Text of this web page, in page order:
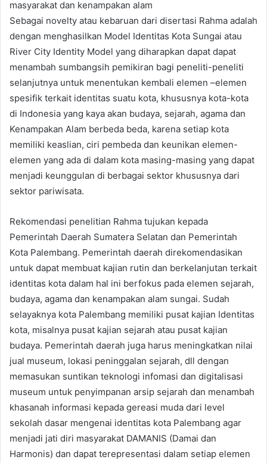
masyarakat dan kenampakan alam
Sebagai novelty atau kebaruan dari disertasi Rahma adalah
dengan menghasilkan Model Identitas Kota Sungai atau
River City Identity Model yang diharapkan dapat dapat
menambah sumbangsih pemikiran bagi peneliti-peneliti
selanjutnya untuk menentukan kembali elemen –elemen
spesifik terkait identitas suatu kota, khususnya kota-kota
di Indonesia yang kaya akan budaya, sejarah, agama dan
Kenampakan Alam berbeda beda, karena setiap kota
memiliki keaslian, ciri pembeda dan keunikan elemen-
elemen yang ada di dalam kota masing-masing yang dapat
menjadi keunggulan di berbagai sektor khususnya dari
sektor pariwisata.
Rekomendasi penelitian Rahma tujukan kepada
Pemerintah Daerah Sumatera Selatan dan Pemerintah
Kota Palembang. Pemerintah daerah direkomendasikan
untuk dapat membuat kajian rutin dan berkelanjutan terkait
identitas kota dalam hal ini berfokus pada elemen sejarah,
budaya, agama dan kenampakan alam sungai. Sudah
selayaknya kota Palembang memiliki pusat kajian Identitas
kota, misalnya pusat kajian sejarah atau pusat kajian
budaya. Pemerintah daerah juga harus meningkatkan nilai
jual museum, lokasi peninggalan sejarah, dll dengan
memasukan suntikan teknologi infomasi dan digitalisasi
museum untuk penyimpanan arsip sejarah dan menambah
khasanah informasi kepada gereasi muda dari level
sekolah dasar mengenai identitas kota Palembang agar
menjadi jati diri masyarakat DAMANIS (Damai dan
Harmonis) dan dapat terepresentasi dalam setiap elemen